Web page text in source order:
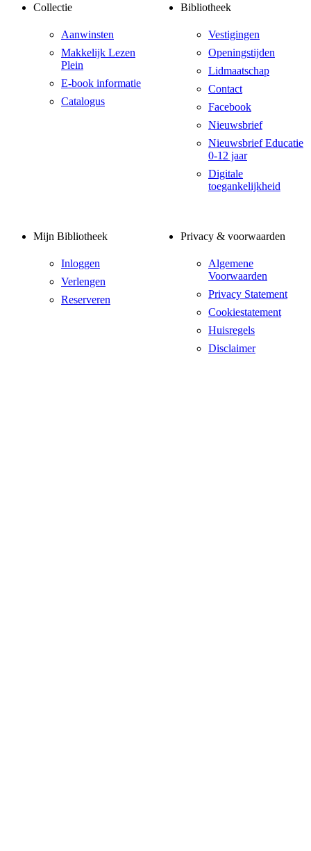
Collectie
Aanwinsten
Makkelijk Lezen
Plein
E-book informatie
Catalogus
Bibliotheek
Vestigingen
Openingstijden
Lidmaatschap
Contact
Facebook
Nieuwsbrief
Nieuwsbrief Educatie
0-12 jaar
Digitale
toegankelijkheid
Mijn Bibliotheek
Inloggen
Verlengen
Reserveren
Privacy & voorwaarden
Algemene
Voorwaarden
Privacy Statement
Cookiestatement
Huisregels
Disclaimer